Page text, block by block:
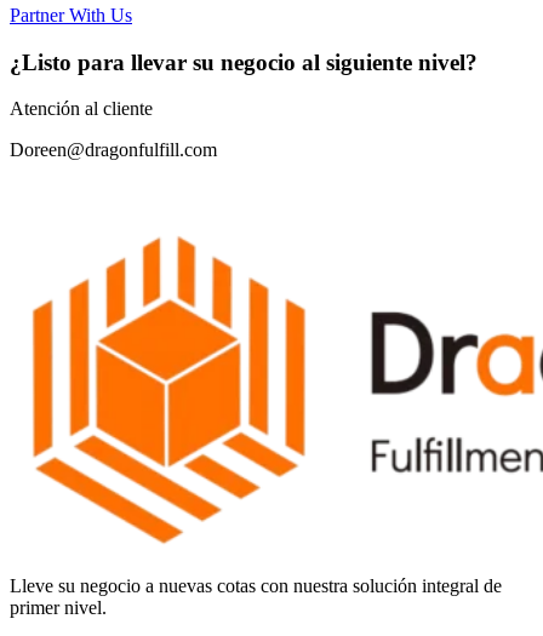
Partner With Us
¿Listo para llevar su negocio al siguiente nivel?
Atención al cliente
Doreen@dragonfulfill.com
Lleve su negocio a nuevas cotas con nuestra solución integral de
primer nivel.